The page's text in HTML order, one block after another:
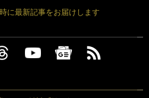
に最新記事をお届けします